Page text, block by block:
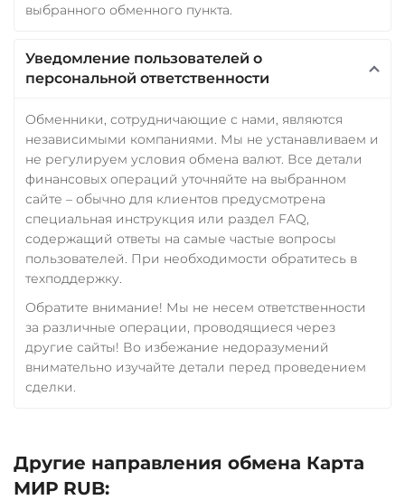
выбранного обменного пункта.
Уведомление пользователей о
персональной ответственности
Обменники, сотрудничающие с нами, являются
независимыми компаниями. Мы не устанавливаем и
не регулируем условия обмена валют. Все детали
финансовых операций уточняйте на выбранном
сайте – обычно для клиентов предусмотрена
специальная инструкция или раздел FAQ,
содержащий ответы на самые частые вопросы
пользователей. При необходимости обратитесь в
техподдержку.
Обратите внимание! Мы не несем ответственности
за различные операции, проводящиеся через
другие сайты! Во избежание недоразумений
внимательно изучайте детали перед проведением
сделки.
Другие направления обмена Карта
МИР RUB: